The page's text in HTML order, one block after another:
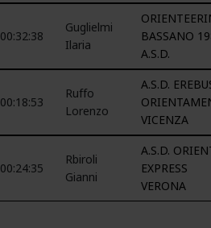
00:32:38
Guglielmi
Ilaria
BASSANO
A.S.D.
00:18:53
Ruffo
Lorenzo
A.S.D.
VICENZA
00:24:35
Rbiroli
Gianni
A.S.D.
EXPRESS
VERONA